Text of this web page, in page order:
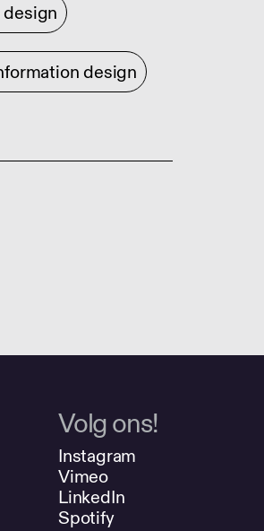
design
Volg ons!
Instagram
Vimeo
LinkedIn
Spotify